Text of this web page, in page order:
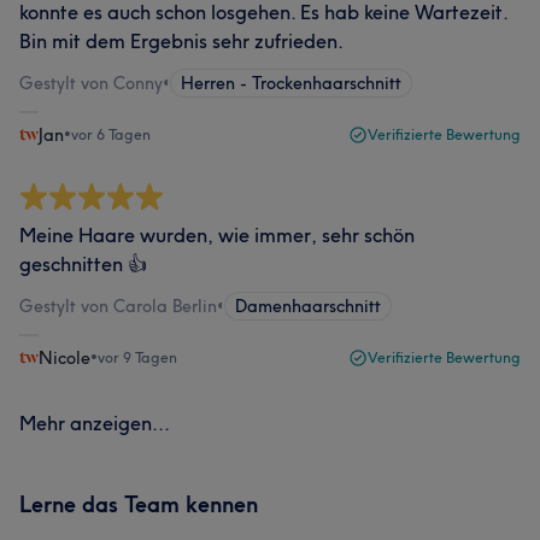
konnte es auch schon losgehen. Es hab keine Wartezeit.
Bin mit dem Ergebnis sehr zufrieden.
Gestylt von Conny• Herren - Trockenhaarschnitt
Jan•vor 6 Tagen Verifizierte Bewertung
Meine Haare wurden, wie immer, sehr schön
geschnitten 👍
Gestylt von Carola Berlin• Damenhaarschnitt
Nicole•vor 9 Tagen Verifizierte Bewertung
Mehr anzeigen...
Lerne das Team kennen